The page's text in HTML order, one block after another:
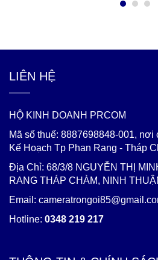
LIÊN HỆ
HỘ KINH DOANH PRCOM
Mã số thuế: 8887698848-001,
Kế Hoạch Tp Phan Rang - Tháp
Địa Chỉ: 68/3/8 NGUYỄN THỊ
RANG THÁP CHÀM, NINH
Email:
Hotline: 0348 219 217